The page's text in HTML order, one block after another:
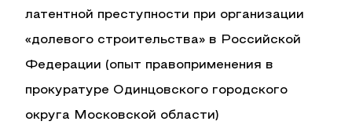
латентной преступности при организации
«долевого строительства» в Российской
Федерации (опыт правоприменения в
прокуратуре Одинцовского городского
округа Московской области)